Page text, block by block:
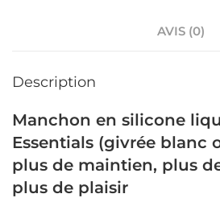
AVIS (0)
Description
Manchon en silicone
Essentials (givrée blanc
plus de maintien, plus
plus de plaisir